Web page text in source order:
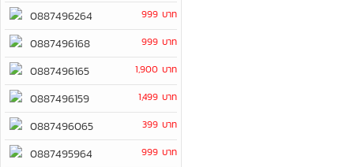
0887496264 999 บาท
0887496168 999 บาท
0887496165 1,900 บาท
0887496159 1,499 บาท
0887496065 399 บาท
0887495964 999 บาท